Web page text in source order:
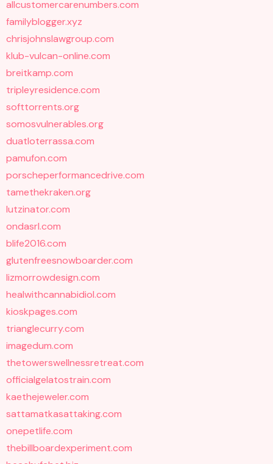
allcustomercarenumbers.com
familyblogger.xyz
chrisjohnslawgroup.com
klub-vulcan-online.com
breitkamp.com
tripleyresidence.com
softtorrents.org
somosvulnerables.org
duatloterrassa.com
pamufon.com
porscheperformancedrive.com
tamethekraken.org
lutzinator.com
ondasrl.com
blife2016.com
glutenfreesnowboarder.com
lizmorrowdesign.com
healwithcannabidiol.com
kioskpages.com
trianglecurry.com
imagedum.com
thetowerswellnessretreat.com
officialgelatostrain.com
kaethejeweler.com
sattamatkasattaking.com
onepetlife.com
thebillboardexperiment.com